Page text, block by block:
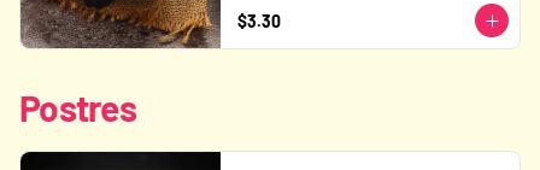
$3.30
Postres